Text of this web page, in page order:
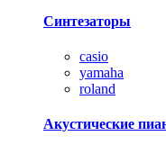
Синтезаторы
casio
yamaha
roland
Акустические